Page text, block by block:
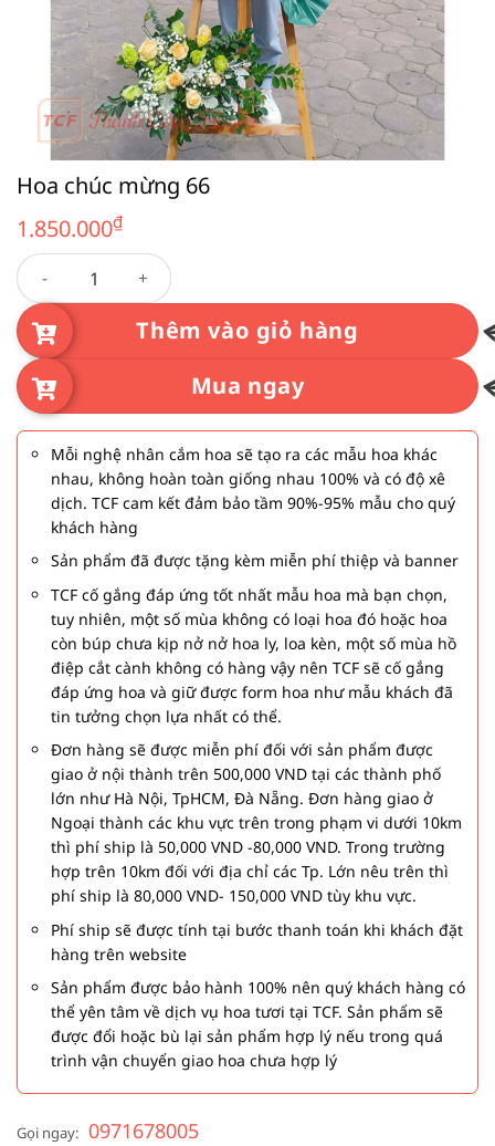
Hoa chúc mừng 66
1.850.000₫
Hoa chúc mừng 66 số lượng
Thêm vào giỏ hàng
Mua ngay
Mỗi nghệ nhân cắm hoa sẽ tạo ra các mẫu hoa khác
nhau, không hoàn toàn giống nhau 100% và có độ xê
dịch. TCF cam kết đảm bảo tầm 90%-95% mẫu cho quý
khách hàng
Sản phẩm đã được tặng kèm miễn phí thiệp và banner
TCF cố gắng đáp ứng tốt nhất mẫu hoa mà bạn chọn,
tuy nhiên, một số mùa không có loại hoa đó hoặc hoa
còn búp chưa kịp nở nở hoa ly, loa kèn, một số mùa hồ
điệp cắt cành không có hàng vậy nên TCF sẽ cố gắng
đáp ứng hoa và giữ được form hoa như mẫu khách đã
tin tưởng chọn lựa nhất có thể.
Đơn hàng sẽ được miễn phí đối với sản phẩm được
giao ở nội thành trên 500,000 VND tại các thành phố
lớn như Hà Nội, TpHCM, Đà Nẵng. Đơn hàng giao ở
Ngoại thành các khu vực trên trong phạm vi dưới 10km
thì phí ship là 50,000 VND -80,000 VND. Trong trường
hợp trên 10km đối với địa chỉ các Tp. Lớn nêu trên thì
phí ship là 80,000 VND- 150,000 VND tùy khu vực.
Phí ship sẽ được tính tại bước thanh toán khi khách đặt
hàng trên website
Sản phẩm được bảo hành 100% nên quý khách hàng có
thể yên tâm về dịch vụ hoa tươi tại TCF. Sản phẩm sẽ
được đổi hoặc bù lại sản phẩm hợp lý nếu trong quá
trình vận chuyển giao hoa chưa hợp lý
Gọi ngay: 0971678005